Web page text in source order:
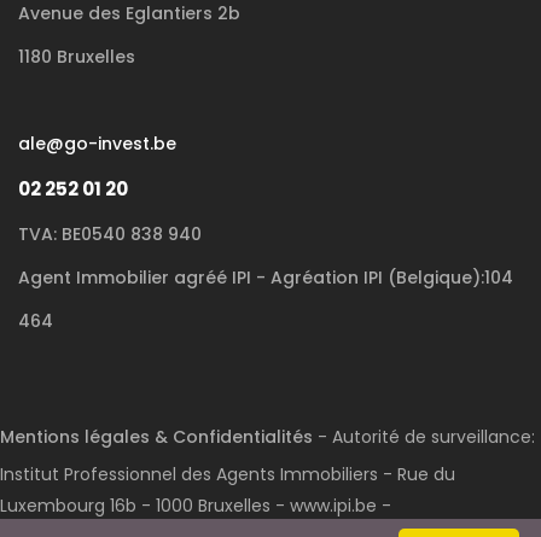
Avenue des Eglantiers 2b
1180 Bruxelles
ale@go-invest.be
02 252 01 20
TVA: BE0540 838 940
Agent Immobilier agréé IPI - Agréation IPI (Belgique):104
464
Mentions légales & Confidentialités - Autorité de surveillance:
Institut Professionnel des Agents Immobiliers - Rue du
Luxembourg 16b - 1000 Bruxelles - www.ipi.be -